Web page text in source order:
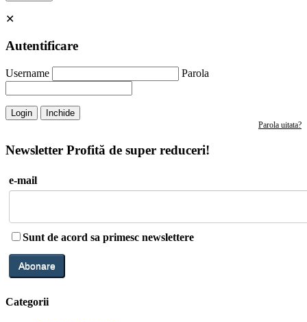
✕
Autentificare
Username Parola
Login Inchide
Parola uitata?
Newsletter Profită de super reduceri!
e-mail
Sunt de acord sa primesc newslettere
Categorii